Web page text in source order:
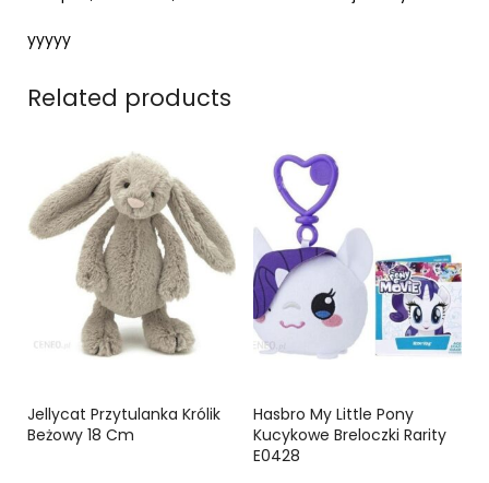
yyyyy
Related products
Jellycat Przytulanka Królik
Beżowy 18 Cm
Hasbro My Little Pony
Kucykowe Breloczki Rarity
E0428